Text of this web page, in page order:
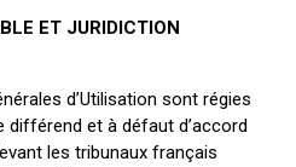
ET JURIDICTION
d’Utilisation sont régies
différend et à défaut d’accord
les tribunaux français